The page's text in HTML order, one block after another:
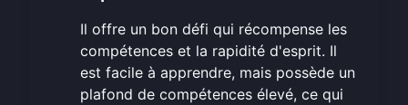
Il offre un bon défi qui récompense les
compétences et la rapidité d'esprit. Il
est facile à apprendre, mais possède un
plafond de compétences élevé, ce qui